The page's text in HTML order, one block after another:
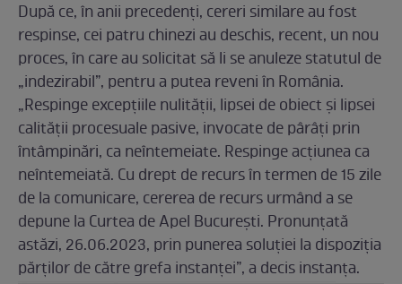
După ce, în anii precedenți, cereri similare au fost
respinse, cei patru chinezi au deschis, recent, un nou
proces, în care au solicitat să li se anuleze statutul de
„indezirabil”, pentru a putea reveni în România.
„Respinge excepțiile nulității, lipsei de obiect și lipsei
calității procesuale pasive, invocate de pârâți prin
întâmpinări, ca neîntemeiate. Respinge acțiunea ca
neîntemeiată. Cu drept de recurs în termen de 15 zile
de la comunicare, cererea de recurs urmând a se
depune la Curtea de Apel București. Pronunțată
astăzi, 26.06.2023, prin punerea soluției la dispoziția
părților de către grefa instanței”, a decis instanța.